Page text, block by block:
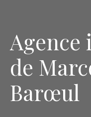
de
Barœul